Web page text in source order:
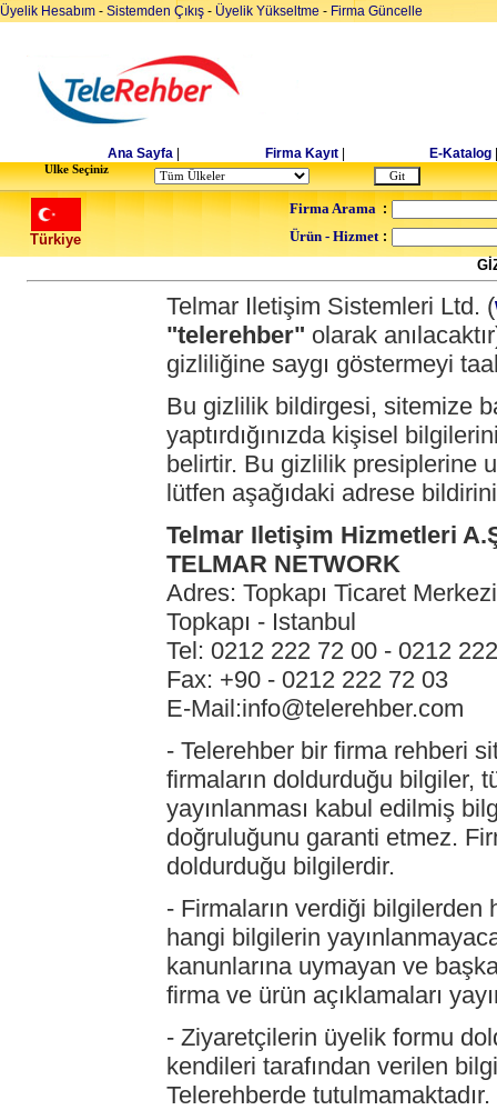
Üyelik Hesabım - Sistemden Çıkış - Üyelik Yükseltme - Firma Güncelle
Ana Sayfa Firma Kayıt E-Katalog
Ulke Seçiniz
Türkiye
Firma Arama :
Ürün - Hizmet :
Telmar Iletişim Sistemleri Ltd. (
"telerehber" olarak
gizliliğine saygı göstermeyi
Bu gizlilik bildirgesi, sitemize
yaptırdığınızda kişisel
belirtir. Bu gizlilik presiplerine
lütfen aşağıdaki adrese
Telmar Iletişim Hizmetleri
TELMAR NETWORK
Adres: Topkapı Ticaret
Topkapı - Istanbul
Tel: 0212 222 72 00 - 0212
Fax: +90 - 0212 222 72 03
E-Mail:info@telerehber.com
- Telerehber bir firma rehberi
firmaların doldurduğu bilgiler,
yayınlanması kabul edilmiş
doğruluğunu garanti etmez.
doldurduğu bilgilerdir.
- Firmaların verdiği bilgilerden
hangi bilgilerin
kanunlarına uymayan ve
firma ve ürün açıklamaları
- Ziyaretçilerin üyelik formu
kendileri tarafından verilen
Telerehberde tutulmamaktadır.